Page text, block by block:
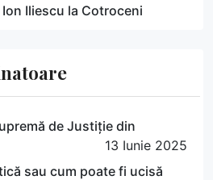
Iliescu la Cotroceni
de Justiție din
13 Iunie 2025
sau cum poate fi ucisă